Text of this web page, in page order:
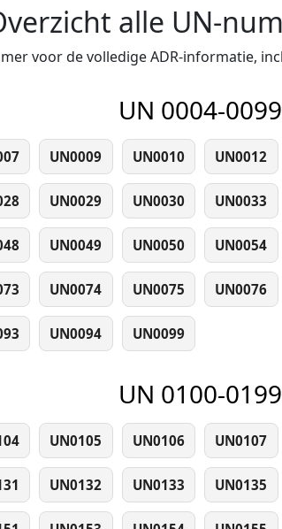
alle UN-
voor de volledige ADR-informatie,
UN 0004-0099
UN0009 UN0010 UN0012
UN0029 UN0030 UN0033
UN0049 UN0050 UN0054
UN0074 UN0075 UN0076
UN0094 UN0099
UN 0100-0199
UN0105 UN0106 UN0107
UN0132 UN0133 UN0135